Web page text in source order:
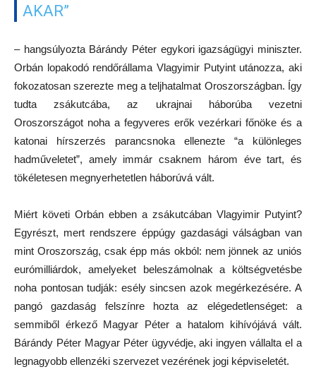
AKAR”
– hangsúlyozta Bárándy Péter egykori igazságügyi miniszter.
Orbán lopakodó rendőrállama Vlagyimir Putyint utánozza, aki
fokozatosan szerezte meg a teljhatalmat Oroszországban. Így
tudta zsákutcába, az ukrajnai háborúba vezetni
Oroszországot noha a fegyveres erők vezérkari főnöke és a
katonai hírszerzés parancsnoka ellenezte “a különleges
hadműveletet”, amely immár csaknem három éve tart, és
tökéletesen megnyerhetetlen háborúvá vált.
Miért követi Orbán ebben a zsákutcában Vlagyimir Putyint?
Egyrészt, mert rendszere éppúgy gazdasági válságban van
mint Oroszország, csak épp más okból: nem jönnek az uniós
eurómilliárdok, amelyeket beleszámolnak a költségvetésbe
noha pontosan tudják: esély sincsen azok megérkezésére. A
pangó gazdaság felszínre hozta az elégedetlenséget: a
semmiből érkező Magyar Péter a hatalom kihívójává vált.
Bárándy Péter Magyar Péter ügyvédje, aki ingyen vállalta el a
legnagyobb ellenzéki szervezet vezérének jogi képviseletét.